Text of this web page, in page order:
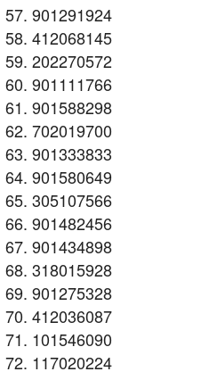
901291924
412068145
202270572
901111766
901588298
702019700
901333833
901580649
305107566
901482456
901434898
318015928
901275328
412036087
101546090
117020224